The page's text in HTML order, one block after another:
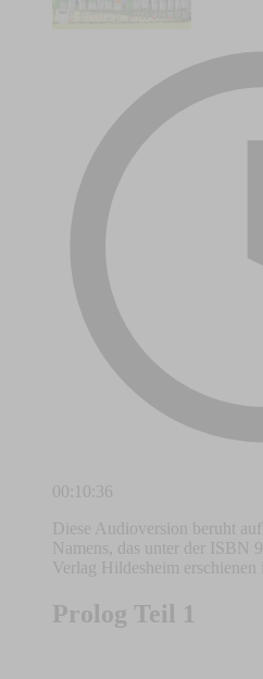
00:10:36
Diese Audioversion beruht
Namens, das unter der ISBN
Verlag Hildesheim erschienen
Prolog Teil 1